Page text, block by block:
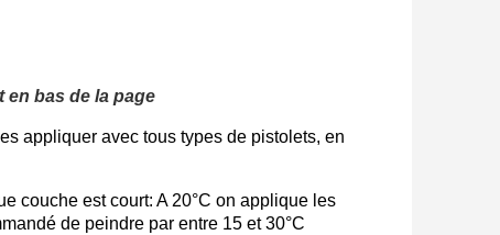
en bas de la page
appliquer avec tous types de pistolets, en
couche est court: A 20°C on applique les
de peindre par entre 15 et 30°C